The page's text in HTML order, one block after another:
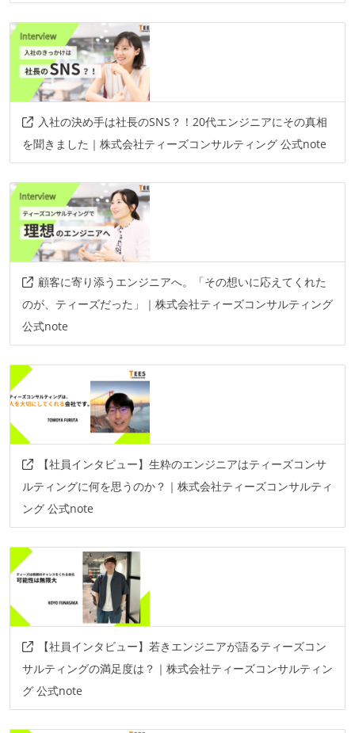
情報共有ツール
slack
入社の決め手は社長のSNS？！20代エンジニアにその真相
を聞きました｜株式会社ティーズコンサルティング 公式note
顧客に寄り添うエンジニアへ。「その想いに応えてくれた
のが、ティーズだった」｜株式会社ティーズコンサルティング
公式note
【社員インタビュー】生粋のエンジニアはティーズコンサ
ルティングに何を思うのか？｜株式会社ティーズコンサルティ
ング 公式note
【社員インタビュー】若きエンジニアが語るティーズコン
サルティングの満足度は？｜株式会社ティーズコンサルティン
グ 公式note